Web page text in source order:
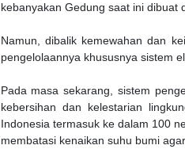
kebanyakan Gedung saat ini dibuat
Namun, dibalik kemewahan dan
pengelolaannya khususnya sistem
Pada masa sekarang, sistem
kebersihan dan kelestarian
Indonesia termasuk ke dalam 100
membatasi kenaikan suhu bumi